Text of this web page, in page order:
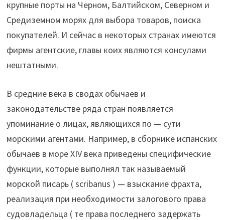
крупные порты на Черном, Балтийском, Северном и
Средиземном морях для выбора товаров, поиска
покупателей. И сейчас в некоторых странах имеются
фирмы агентские, главы коих являются консулами
нештатными.
В средние века в сводах обычаев и
законодательстве ряда стран появляется
упоминание о лицах, являющихся по — сути
морскими агентами. Например, в сборнике испанских
обычаев в море XIV века приведены специфические
функции, которые выполнял так называемый
морской писарь ( scribanus ) — взыскание фрахта,
реализация при необходимости залогового права
судовладельца ( те права последнего задержать